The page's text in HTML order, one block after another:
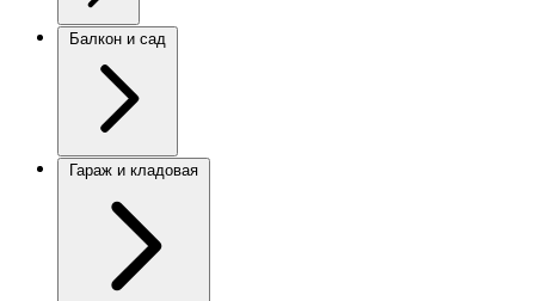
Балкон и сад
Гараж и кладовая